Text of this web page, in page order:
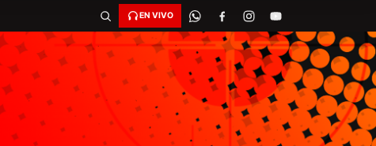
EN VIVO